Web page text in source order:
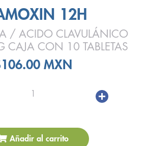
12H
/ ACIDO CLAVULÁNICO
CON 10 TABLETAS
MXN
1
Añadir al carrito